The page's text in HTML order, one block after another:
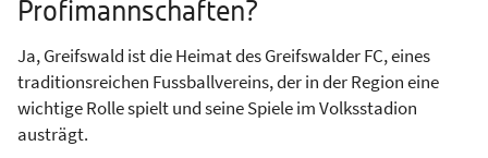
Profimannschaften?
Ja, Greifswald ist die Heimat des Greifswalder FC, eines
traditionsreichen Fussballvereins, der in der Region eine
wichtige Rolle spielt und seine Spiele im Volksstadion
austrägt.